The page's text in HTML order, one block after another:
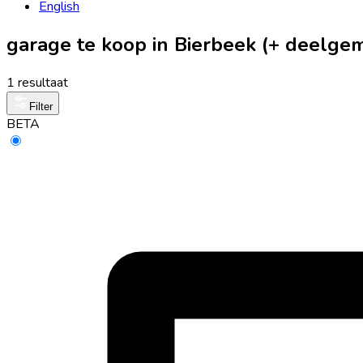
English
garage te koop in Bierbeek (+
1 resultaat
Filter
BETA